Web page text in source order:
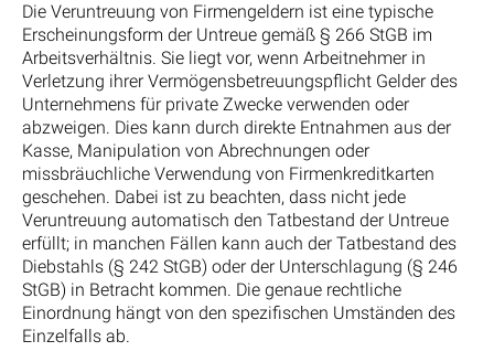
Die Veruntreuung von Firmengeldern ist eine typische
Erscheinungsform der Untreue gemäß § 266 StGB im
Arbeitsverhältnis. Sie liegt vor, wenn Arbeitnehmer in
Verletzung ihrer Vermögensbetreuungspflicht Gelder des
Unternehmens für private Zwecke verwenden oder
abzweigen. Dies kann durch direkte Entnahmen aus der
Kasse, Manipulation von Abrechnungen oder
missbräuchliche Verwendung von Firmenkreditkarten
geschehen. Dabei ist zu beachten, dass nicht jede
Veruntreuung automatisch den Tatbestand der Untreue
erfüllt; in manchen Fällen kann auch der Tatbestand des
Diebstahls (§ 242 StGB) oder der Unterschlagung (§ 246
StGB) in Betracht kommen. Die genaue rechtliche
Einordnung hängt von den spezifischen Umständen des
Einzelfalls ab.